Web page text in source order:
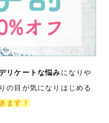
リケートな悩み になりや
の目が気になりはじめる
ます！